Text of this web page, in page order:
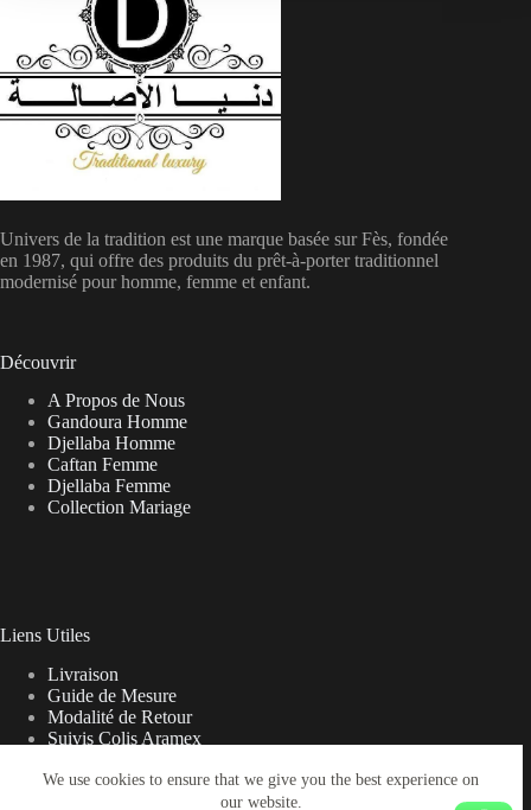
We use cookies to ensure that we give you the best experience on
our website.
Univers de la tradition est une marque basée sur Fès, fondée
en 1987, qui offre des produits du prêt-à-porter traditionnel
modernisé pour homme, femme et enfant.
Découvrir
A Propos de Nous
Gandoura Homme
Djellaba Homme
Caftan Femme
Djellaba Femme
Collection Mariage
Liens Utiles
Livraison
Guide de Mesure
Modalité de Retour
Suivis Colis Aramex